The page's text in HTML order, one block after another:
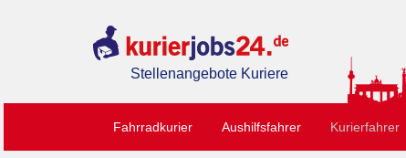
Stellenangebote Kuriere
Fahrradkurier Aushilfsfahrer Kurierfahrer